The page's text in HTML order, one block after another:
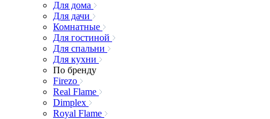
Для дома
Для дачи
Комнатные
Для гостиной
Для спальни
Для кухни
По бренду
Firezo
Real Flame
Dimplex
Royal Flame